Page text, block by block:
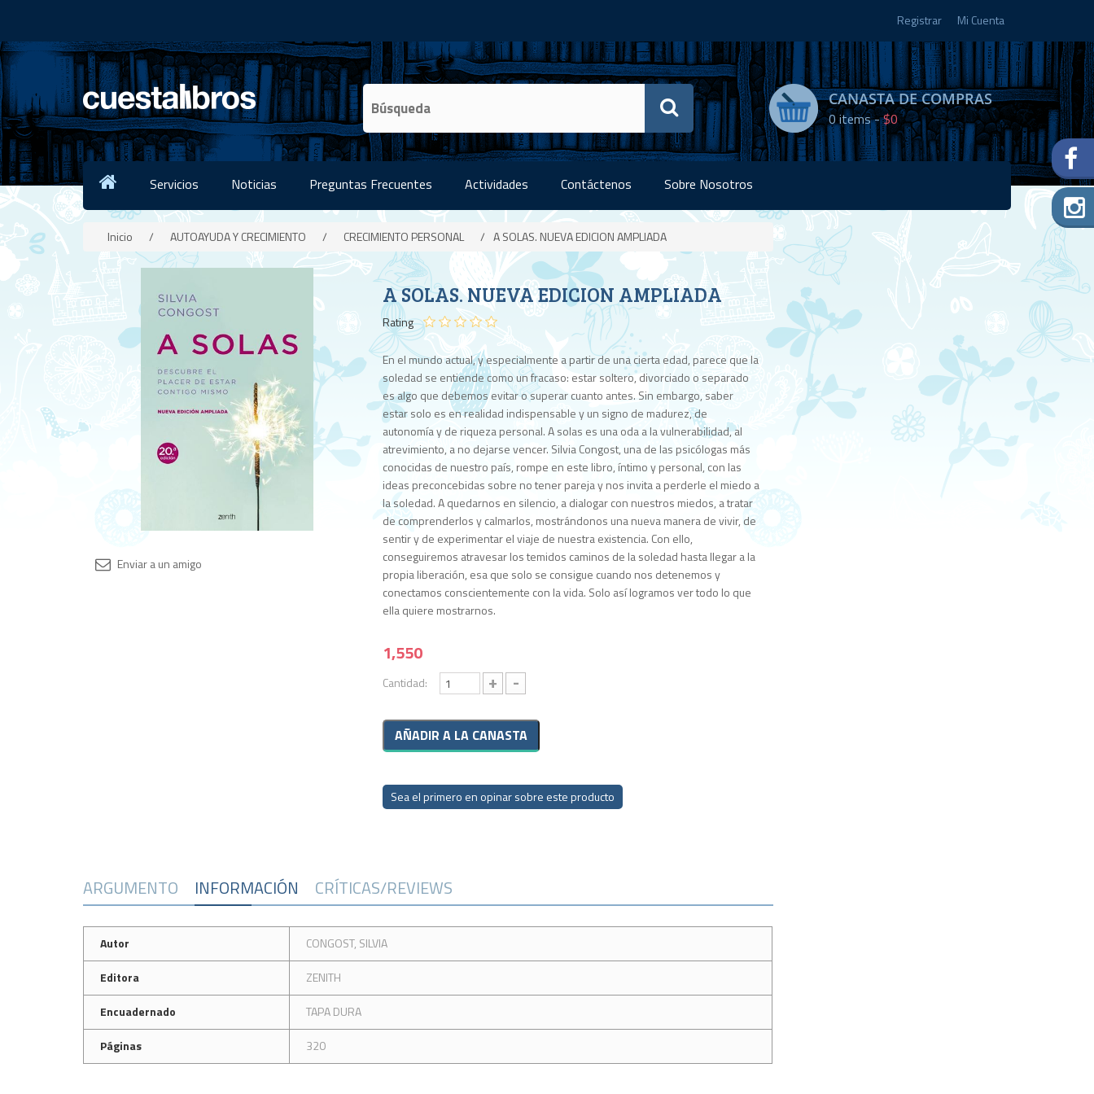
Registrar Mi Cuenta
CANASTA DE COMPRAS
0items -$0
Servicios Noticias Preguntas Frecuentes Actividades Contáctenos Sobre Nosotros
Inicio / AUTOAYUDA Y CRECIMIENTO / CRECIMIENTO PERSONAL / A SOLAS. NUEVA EDICION AMPLIADA
A SOLAS. NUEVA EDICION AMPLIADA
Rating
En el mundo actual, y especialmente a partir de una cierta edad, parece que la
soledad se entiende como un fracaso: estar soltero, divorciado o separado
es algo que debemos evitar o superar cuanto antes. Sin embargo, saber
estar solo es en realidad indispensable y un signo de madurez, de
autonomía y de riqueza personal. A solas es una oda a la vulnerabilidad, al
atrevimiento, a no dejarse vencer. Silvia Congost, una de las psicólogas más
conocidas de nuestro país, rompe en este libro, íntimo y personal, con las
ideas preconcebidas sobre no tener pareja y nos invita a perderle el miedo a
la soledad. A quedarnos en silencio, a dialogar con nuestros miedos, a tratar
de comprenderlos y calmarlos, mostrándonos una nueva manera de vivir, de
sentir y de experimentar el viaje de nuestra existencia. Con ello,
conseguiremos atravesar los temidos caminos de la soledad hasta llegar a la
propia liberación, esa que solo se consigue cuando nos detenemos y
conectamos conscientemente con la vida. Solo así logramos ver todo lo que
ella quiere mostrarnos.
Disponibilidad:
stock
1,550
Cantidad: + -
Sea el primero en opinar sobre este producto
ARGUMENTO INFORMACIÓN CRÍTICAS/REVIEWS
Autor
CONGOST, SILVIA
Editora
ZENITH
Encuadernado
TAPA DURA
Páginas
320